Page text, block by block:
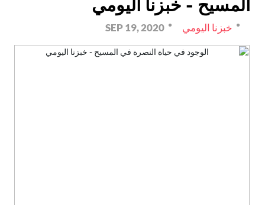
المسيح - خبزنا اليومي
خبزنا اليومي SEP 19, 2020